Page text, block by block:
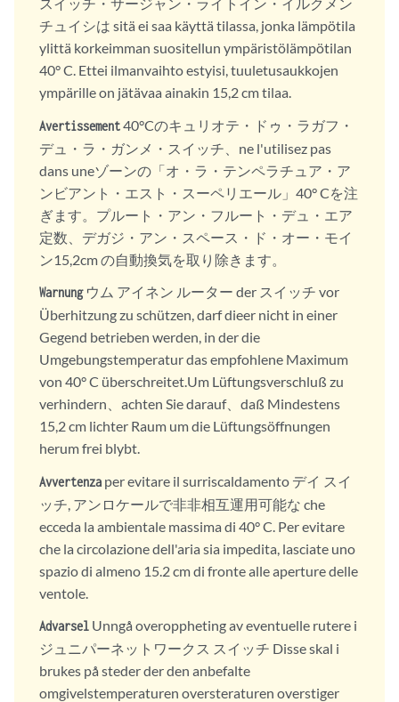
チュイシは sitä ei saa käyttä tilassa, jonka lämpötila
ylittä korkeimman suositellun ympäristölämpötilan
40° C. Ettei ilmanvaihto estyisi, tuuletusaukkojen
ympärille on jätävaa ainakin 15,2 cm tilaa.
Avertissement40°Cのキュリオテ・ドゥ・ラガフ・
デュ・ラ・ガンメ・スイッチ、ne l'utilisez pas
dans uneゾーンの「オ・ラ・テンペラチュア・ア
ンビアント・エスト・スーペリエール」40° Cを注
ぎます。プルート・アン・フルート・デュ・エア
定数、デガジ・アン・スペース・ド・オー・モイ
ン15,2cm の自動換気を取り除きます。
Warnungウム アイネン ルーター der スイッチ vor
Überhitzung zu schützen, darf dieer nicht in einer
Gegend betrieben werden, in der die
Umgebungstemperatur das empfohlene Maximum
von 40° C überschreitet.Um Lüftungsverschluß zu
verhindern、achten Sie darauf、daß Mindestens
15,2 cm lichter Raum um die Lüftungsöffnungen
herum frei blybt.
Avvertenza per evitare il surriscaldamento デイ スイ
ッチ, アンロケールで非非相互運用可能な che
ecceda la ambientale massima di 40° C. Per evitare
che la circolazione dell'aria sia impedita, lasciate uno
spazio di almeno 15.2 cm di fronte alle aperture delle
ventole.
Advarsel Unngå overoppheting av eventuelle rutere i
ジュニパーネットワークス スイッチ Disse skal i
brukes på steder der den anbefalte
omgivelstemperaturen oversteraturen overstiger